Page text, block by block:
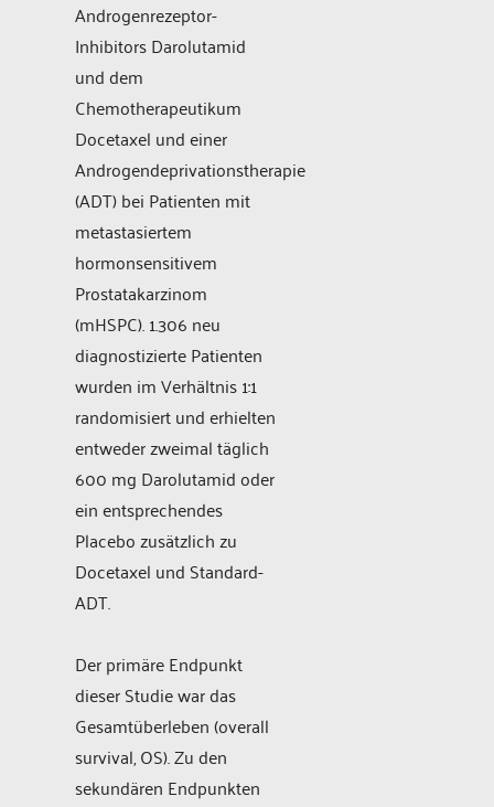
Androgenrezeptor-
Inhibitors Darolutamid
und dem
Chemotherapeutikum
Docetaxel und einer
Androgendeprivationstherapie
(ADT) bei Patienten mit
metastasiertem
hormonsensitivem
Prostatakarzinom
(mHSPC). 1.306 neu
diagnostizierte Patienten
wurden im Verhältnis 1:1
randomisiert und erhielten
entweder zweimal täglich
600 mg Darolutamid oder
ein entsprechendes
Placebo zusätzlich zu
Docetaxel und Standard-
ADT.
Der primäre Endpunkt
dieser Studie war das
Gesamtüberleben (overall
survival, OS). Zu den
sekundären Endpunkten